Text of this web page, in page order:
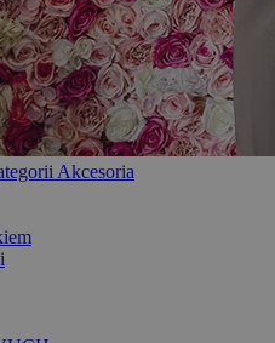
Akcesoria